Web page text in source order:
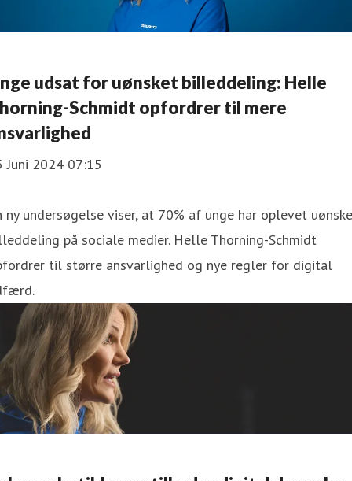
udsat for uønsket billeddeling: Helle
Schmidt opfordrer til mere
Juni 2024 07:15
ny undersøgelse viser, at 70% af unge har oplevet
på sociale medier. Helle Thorning-Schmidt
til større ansvarlighed og nye regler for digital